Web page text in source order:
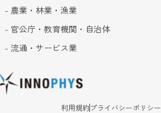
- 農業・林業・漁業
- 官公庁・教育機関・自治体
- 流通・サービス業
利用規約 プライバシーポリシー